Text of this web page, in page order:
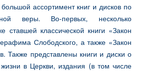
ассортимент книг и дисков по
веры. Во-первых, несколько
ставшей классической книги «Закон
Слободского, а также «Закон
Также представлены книги и диски о
в Церкви, издания (в том числе